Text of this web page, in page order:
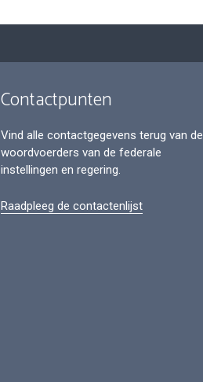
Contactpunten
Vind alle contactgegevens terug van de
woordvoerders van de federale
instellingen en regering.
Raadpleeg de contactenlijst